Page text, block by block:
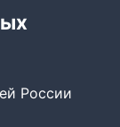
России